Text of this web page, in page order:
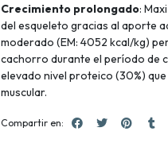
Crecimiento prolongado:
del esqueleto gracias al aporte
moderado (EM: 4052 kcal/kg)
cachorro durante el período de
elevado nivel proteico (30%)
muscular.
Compartir en: